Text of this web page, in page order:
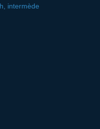
intermède